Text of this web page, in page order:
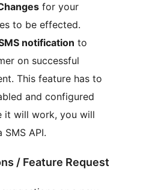
for your
to be effected.
notification to
on successful
This feature has to
and configured
it will work, you will
SMS API.
/ Feature Request